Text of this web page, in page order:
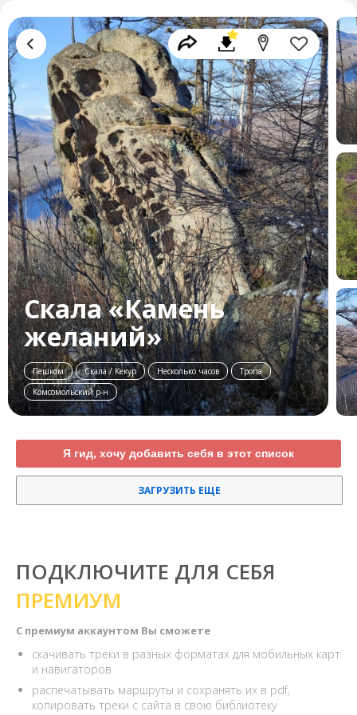
Скала «Камень
желаний»
Пешком Скала / Кекур Несколько часов
Тропа
Комсомольский р-н
Я гид, хочу добавить себя в этот список
ЗАГРУЗИТЬ ЕЩЕ
ПОДКЛЮЧИТЕ ДЛЯ СЕБЯ
ПРЕМИУМ
С премиум аккаунтом Вы сможете
скачивать треки в разных форматах для мобильных карт
и навигаторов
распечатывать маршруты и сохранять их в pdf,
копировать треки с сайта в свою библиотеку